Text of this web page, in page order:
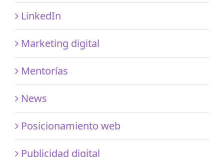
LinkedIn
Marketing digital
Mentorías
News
Posicionamiento web
Publicidad digital